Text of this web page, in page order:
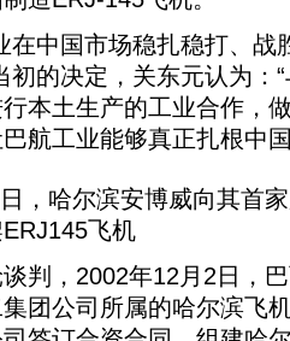
中国市场稳扎稳打、战
初的决定，关东元认为：
本土生产的工业合作，
航工业能够真正扎根中
哈尔滨安博威向其首家
飞机
，2002年12月2日，巴
团公司所属的哈尔滨飞